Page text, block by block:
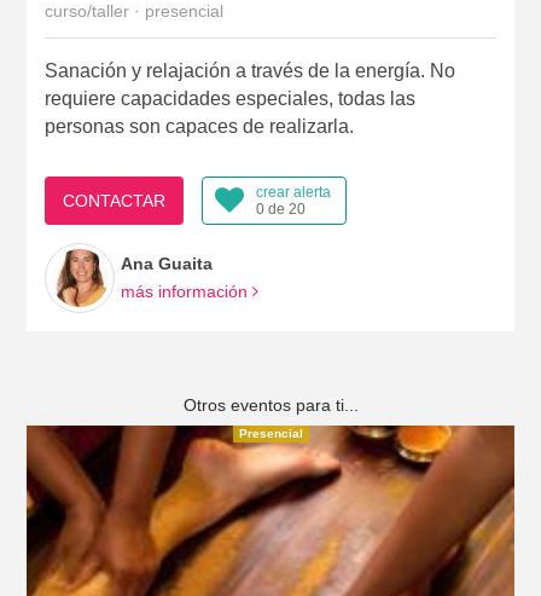
curso/taller · presencial
Sanación y relajación a través de la energía. No
requiere capacidades especiales, todas las
personas son capaces de realizarla.
CONTACTAR
crear alerta
0 de 20
Ana Guaita
más información
Otros eventos para ti...
Presencial